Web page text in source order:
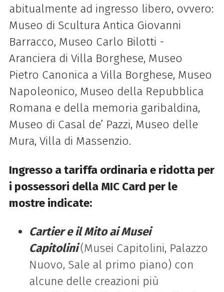
abitualmente ad ingresso libero, ovvero:
Museo di Scultura Antica Giovanni
Barracco, Museo Carlo Bilotti -
Aranciera di Villa Borghese, Museo
Pietro Canonica a Villa Borghese, Museo
Napoleonico, Museo della Repubblica
Romana e della memoria garibaldina,
Museo di Casal de’ Pazzi, Museo delle
Mura, Villa di Massenzio.
Ingresso a tariffa ordinaria e ridotta per
i possessori della MIC Card per le
mostre indicate:
Cartier e il Mito ai Musei
Capitolini(Musei Capitolini, Palazzo
Nuovo, Sale al primo piano) con
alcune delle creazioni più